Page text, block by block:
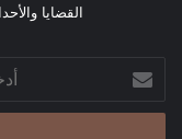
القضايا
بريدك
الإلكتروني